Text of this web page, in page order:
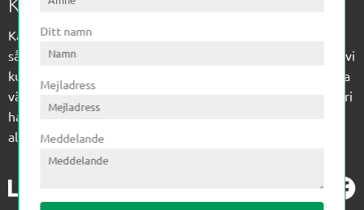
Kagon har sedan 1972 levererat kompetens till
sågverksindustrin och övrig industri. Till träindustrin tillför vi
kunskap med optimeringslösningar från timmerplanen hela
vägen fram till paketering/emballering och till övrig industri
har vi ett komplement sortiment av teknikprodukter med
allt ifrån slangtillverkning till transmission och lager.
Ditt namn
Mejladress
Meddelande